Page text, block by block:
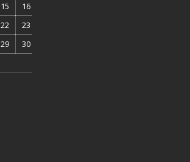
15
16
22
23
29
30